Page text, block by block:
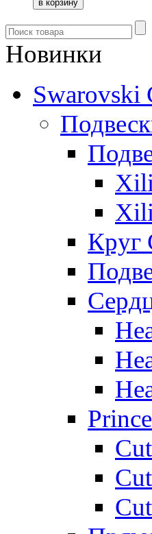
Новинки
Swarovski
Круг